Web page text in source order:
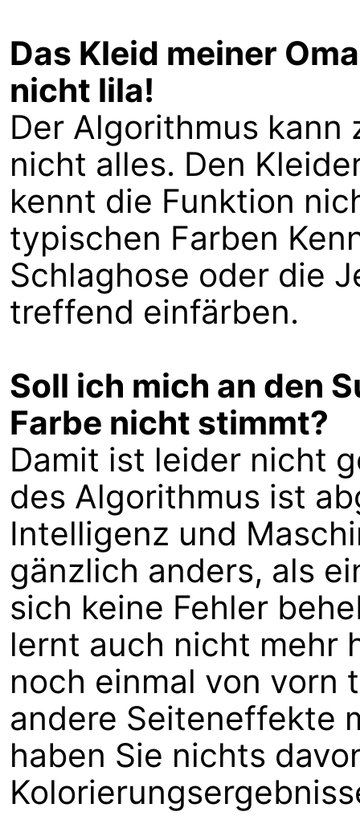
Das Kleid meiner
nicht lila!
Der Algorithmus
nicht alles. Den
kennt die Funktion
typischen Farben
Schlaghose oder die
treffend einfärben.
Soll ich mich an den
Farbe nicht stimmt?
Damit ist leider nicht
des Algorithmus ist
Intelligenz und
gänzlich anders, als
sich keine Fehler
lernt auch nicht mehr
noch einmal von vorn
andere Seiteneffekte
haben Sie nichts